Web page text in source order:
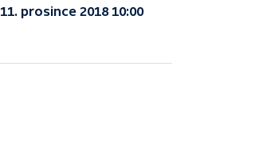
11. prosince 2018 10:00